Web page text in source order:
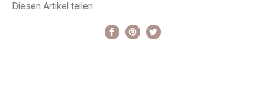
Diesen Artikel teilen